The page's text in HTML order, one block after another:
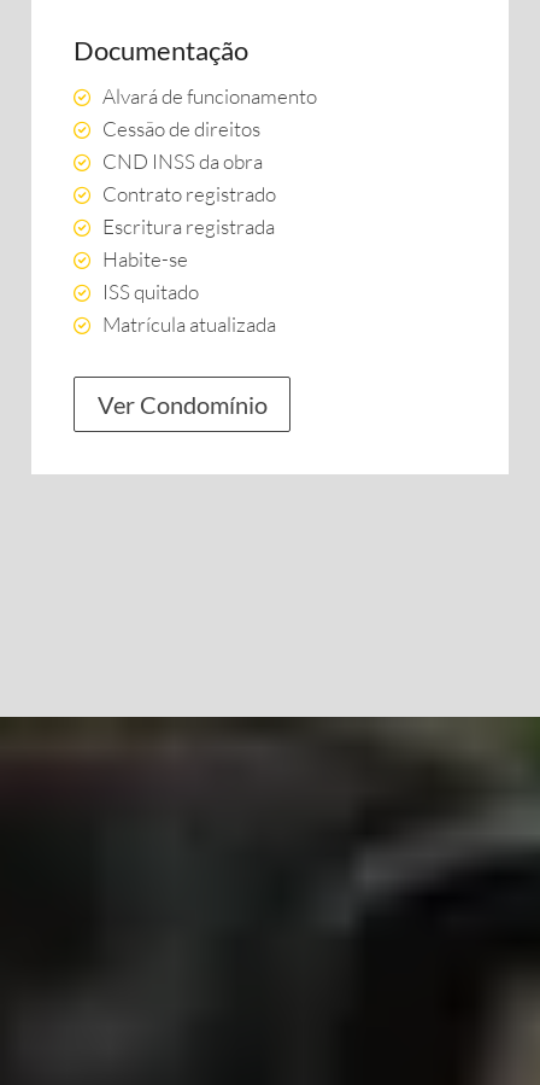
Documentação
Alvará de funcionamento
Cessão de direitos
CND INSS da obra
Contrato registrado
Escritura registrada
Habite-se
ISS quitado
Matrícula atualizada
Ver Condomínio